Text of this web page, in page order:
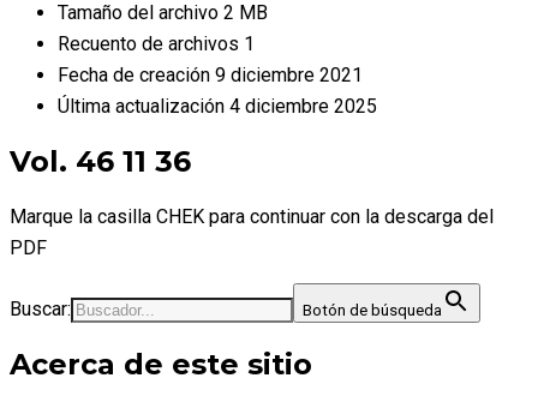
Tamaño del archivo 2 MB
Recuento de archivos 1
Fecha de creación 9 diciembre 2021
Última actualización 4 diciembre 2025
Vol. 46 11 36
Marque la casilla CHEK para continuar con la descarga del
PDF
Buscar: Botón de búsqueda
Acerca de este sitio